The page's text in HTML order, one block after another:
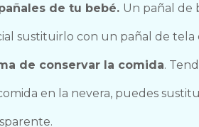
de tu bebé. Un pañal de
sustituirlo con un pañal de tela
de conservar la comida.
en la nevera, puedes